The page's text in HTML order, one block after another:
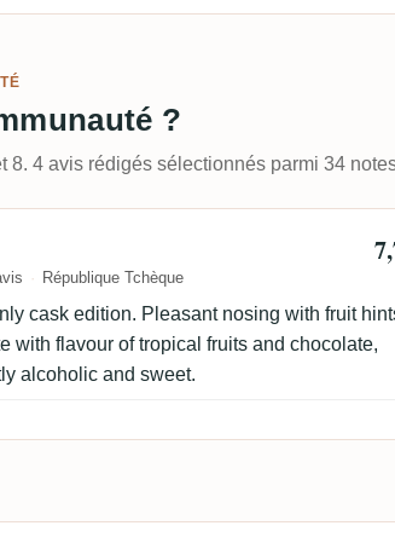
?
8. 4 avis rédigés sélectionnés parmi 34
République Tchèque
cask edition. Pleasant nosing with fruit
with flavour of tropical fruits and chocolate,
alcoholic and sweet.